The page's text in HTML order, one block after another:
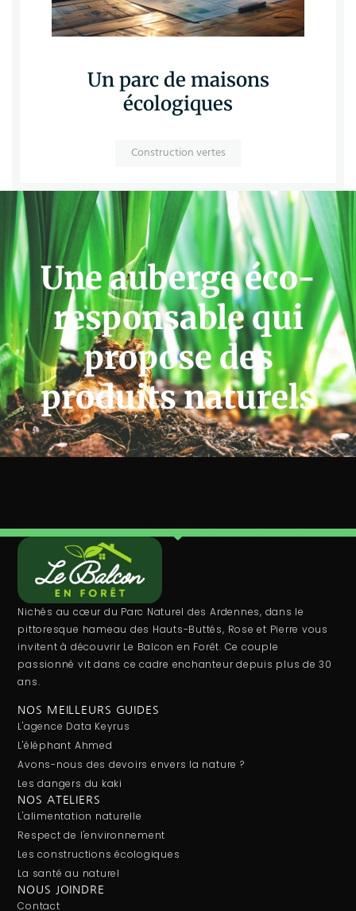
Un parc de maisons
écologiques
Construction vertes
Une auberge éco-
responsable qui
propose des
produits naturels
Nichés au cœur du Parc Naturel des Ardennes, dans le
pittoresque hameau des Hauts-Buttés, Rose et Pierre vous
invitent à découvrir Le Balcon en Forêt. Ce couple
passionné vit dans ce cadre enchanteur depuis plus de 30
ans.
NOS MEILLEURS GUIDES
L'agence Data Keyrus
L'éléphant Ahmed
Avons-nous des devoirs envers la nature ?
Les dangers du kaki
NOS ATELIERS
L'alimentation naturelle
Respect de l'environnement
Les constructions écologiques
La santé au naturel
NOUS JOINDRE
Contact